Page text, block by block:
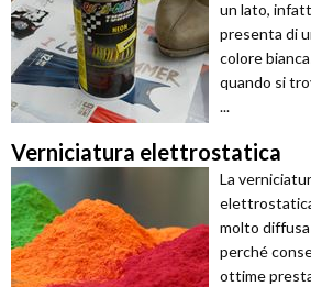
un lato,
presenta di
colore
quando si
...
Verniciatura elettrostatica
La
molto
perché
ottime